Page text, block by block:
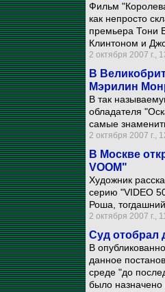
Фильм
как непросто
премьера Тони
Клинтоном и
2 октября 2007 г.,
В
Мэрилин
В так
обладателя
самые
2 октября 2007 г.,
В Москве
VOOM"
Художник
серию "VIDEO
Роша,
2 октября 2007 г.,
Суд отобрал
В
данное
среде "до
было назначено